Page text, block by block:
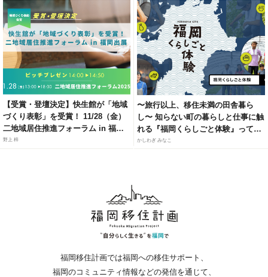
【受賞・登壇決定】快生館が「地域
づくり表彰」を受賞！ 11/28（金）
二地域居住推進フォーラム in 福岡
にて、官民連携モデルによる「居・
野上 梓
〜旅行以上、移住未満の田舎暮ら
し〜 知らない町の暮らしと仕事に触
れる『福岡くらしごと体験』って知
ってる？
かしわぎ みなこ
福岡移住計画では福岡への移住サポート、
福岡のコミュニティ情報などの発信を通じて、